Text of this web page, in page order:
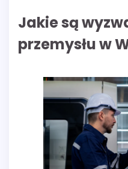
Jakie są
przemysłu w